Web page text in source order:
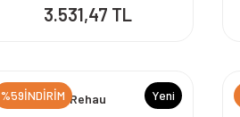
3.531,47 TL
%59İNDİRİM Yeni
Rehau